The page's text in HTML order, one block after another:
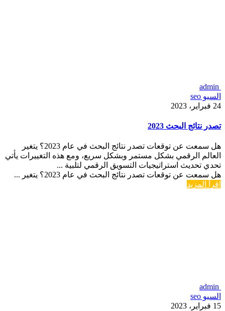
admin
السيو seo
24 فبراير، 2023
تصدر نتائج البحث 2023
هل سمعت عن توقعات تصدر نتائج البحث في عام 2023؟ يتغير
العالم الرقمي بشكل مستمر وبشكل سريع، ومع هذه التغييرات يأتي
تحدي تحديث استراتيجيات التسويق الرقمي لتلبية ...
هل سمعت عن توقعات تصدر نتائج البحث في عام 2023؟ يتغير ...
اقرأ المزيد
admin
السيو seo
15 فبراير، 2023